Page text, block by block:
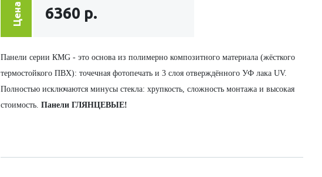
Цена 6360 р.
Панели серии КМG - это основа из полимерно композитного материала (жёсткого
термостойкого ПВХ): точечная фотопечать и 3 слоя отверждённого УФ лака UV.
Полностью исключаются минусы стекла: хрупкость, сложность монтажа и высокая
стоимость.Панели ГЛЯНЦЕВЫЕ!